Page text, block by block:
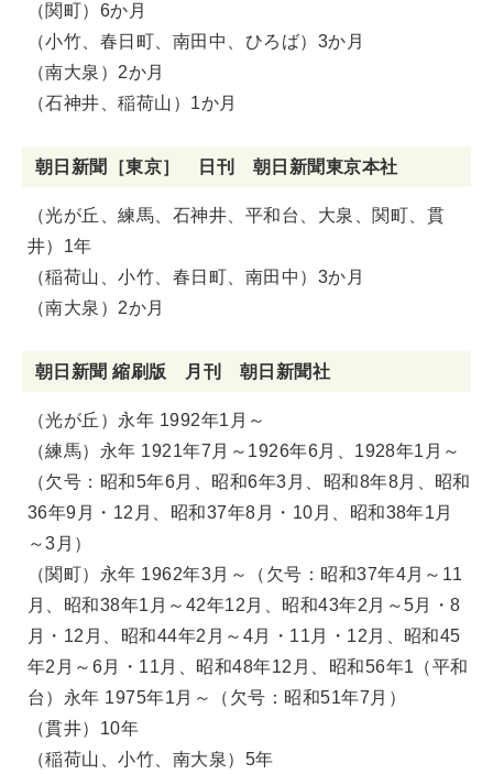
（関町）6か月
（小竹、春日町、南田中、ひろば）3か月
（南大泉）2か月
（石神井、稲荷山）1か月
朝日新聞［東京］ 日刊 朝日新聞東京本社
（光が丘、練馬、石神井、平和台、大泉、関町、貫
井）1年
（稲荷山、小竹、春日町、南田中）3か月
（南大泉）2か月
朝日新聞 縮刷版 月刊 朝日新聞社
（光が丘）永年 1992年1月～
（練馬）永年 1921年7月～1926年6月、1928年1月～
（欠号：昭和5年6月、昭和6年3月、昭和8年8月、昭和
36年9月・12月、昭和37年8月・10月、昭和38年1月
～3月）
（関町）永年 1962年3月～（欠号：昭和37年4月～11
月、昭和38年1月～42年12月、昭和43年2月～5月・8
月・12月、昭和44年2月～4月・11月・12月、昭和45
年2月～6月・11月、昭和48年12月、昭和56年1（平和
台）永年 1975年1月～（欠号：昭和51年7月）
（貫井）10年
（稲荷山、小竹、南大泉）5年